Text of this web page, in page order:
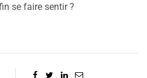
se faire sentir ?